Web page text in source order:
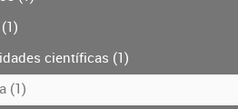
científicas (1)
(1)